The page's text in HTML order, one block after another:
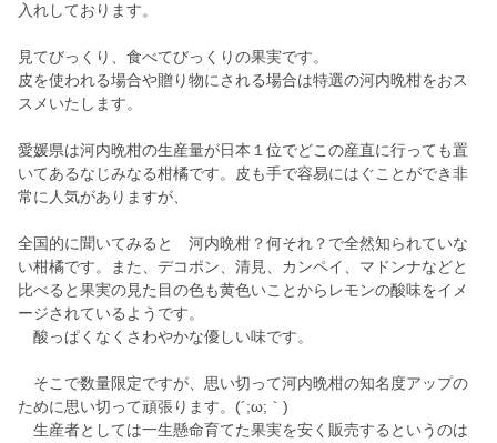
入れしております。
見てびっくり、食べてびっくりの果実です。
皮を使われる場合や贈り物にされる場合は特選の河内晩柑をおス
スメいたします。
愛媛県は河内晩柑の生産量が日本１位でどこの産直に行っても置
いてあるなじみなる柑橘です。皮も手で容易にはぐことができ非
常に人気がありますが、
全国的に聞いてみると 河内晩柑？何それ？で全然知られていな
い柑橘です。また、デコポン、清見、カンペイ、マドンナなどと
比べると果実の見た目の色も黄色いことからレモンの酸味をイメ
ージされているようです。
酸っぱくなくさわやかな優しい味です。
そこで数量限定ですが、思い切って河内晩柑の知名度アップの
ために思い切って頑張ります。(´;ω;｀)
生産者としては一生懸命育てた果実を安く販売するというのは